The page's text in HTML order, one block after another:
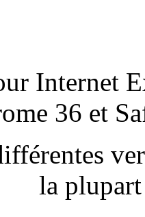
Internet
36 et
la